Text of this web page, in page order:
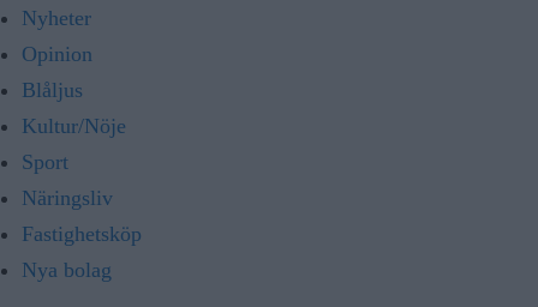
Nyheter
Opinion
Blåljus
Kultur/Nöje
Sport
Näringsliv
Fastighetsköp
Nya bolag